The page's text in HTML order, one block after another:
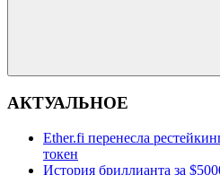
Поиск
АКТУАЛЬНОЕ
Ether.fi перенесла
токен
История бриллианта за